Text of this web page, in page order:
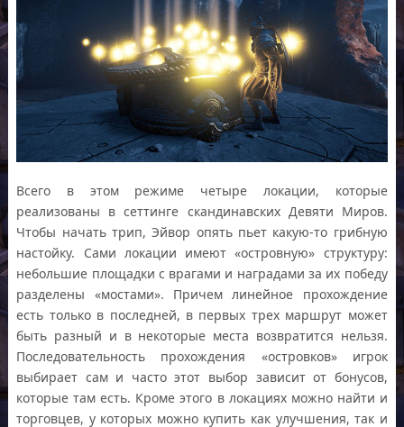
Всего в этом режиме четыре локации, которые
реализованы в сеттинге скандинавских Девяти Миров.
Чтобы начать трип, Эйвор опять пьет какую-то грибную
настойку. Сами локации имеют «островную» структуру:
небольшие площадки с врагами и наградами за их победу
разделены «мостами». Причем линейное прохождение
есть только в последней, в первых трех маршрут может
быть разный и в некоторые места возвратится нельзя.
Последовательность прохождения «островков» игрок
выбирает сам и часто этот выбор зависит от бонусов,
которые там есть. Кроме этого в локациях можно найти и
торговцев, у которых можно купить как улучшения, так и